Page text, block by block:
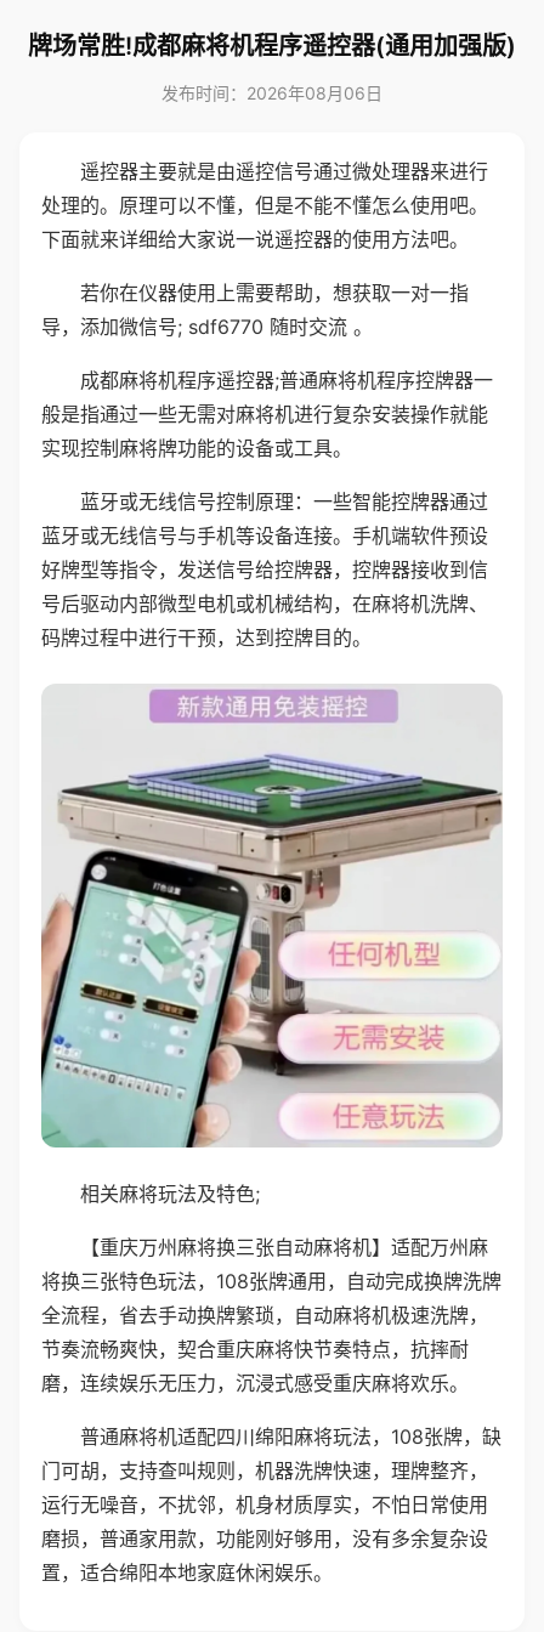
牌场常胜!成都麻将机程序遥控器(通用加强版)
发布时间：2026年08月06日
遥控器主要就是由遥控信号通过微处理器来进行
处理的。原理可以不懂，但是不能不懂怎么使用吧。
下面就来详细给大家说一说遥控器的使用方法吧。
若你在仪器使用上需要帮助，想获取一对一指
导，添加微信号; sdf6770 随时交流 。
成都麻将机程序遥控器;普通麻将机程序控牌器一
般是指通过一些无需对麻将机进行复杂安装操作就能
实现控制麻将牌功能的设备或工具。
蓝牙或无线信号控制原理：一些智能控牌器通过
蓝牙或无线信号与手机等设备连接。手机端软件预设
好牌型等指令，发送信号给控牌器，控牌器接收到信
号后驱动内部微型电机或机械结构，在麻将机洗牌、
码牌过程中进行干预，达到控牌目的。
相关麻将玩法及特色;
【重庆万州麻将换三张自动麻将机】适配万州麻
将换三张特色玩法，108张牌通用，自动完成换牌洗牌
全流程，省去手动换牌繁琐，自动麻将机极速洗牌，
节奏流畅爽快，契合重庆麻将快节奏特点，抗摔耐
磨，连续娱乐无压力，沉浸式感受重庆麻将欢乐。
普通麻将机适配四川绵阳麻将玩法，108张牌，缺
门可胡，支持查叫规则，机器洗牌快速，理牌整齐，
运行无噪音，不扰邻，机身材质厚实，不怕日常使用
磨损，普通家用款，功能刚好够用，没有多余复杂设
置，适合绵阳本地家庭休闲娱乐。